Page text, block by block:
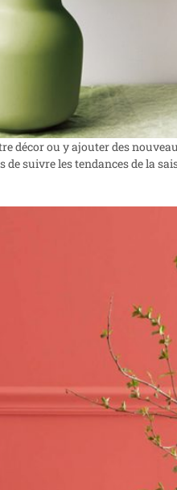
décor ou y ajouter des
suivre les tendances de la